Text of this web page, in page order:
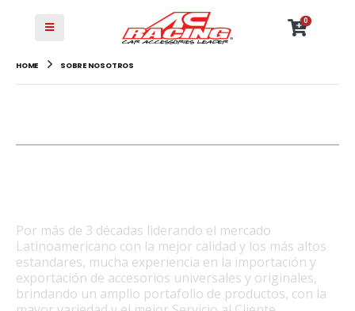
0
HOME SOBRE NOSOTROS
Por más de 3 décadas liderando el mercado
Latinoamericano con la mejor calidad y los más altos
estandares, mucha experiencia en la importación y
exportación de accesorios universales y originales,
brindando un amplio portafolio de productos, con la